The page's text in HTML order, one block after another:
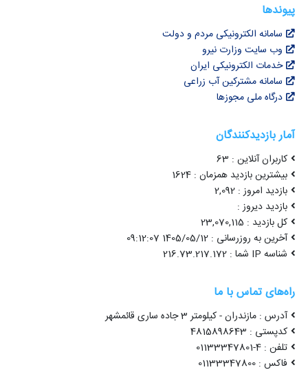
پیوندها
سامانه الکترونیکی مردم و دولت
وب سایت وزارت نیرو
خدمات الکترونیکی ایران
سامانه مشترکین آب زراعی
درگاه ملی مجوزها
آمار بازدیدکنندگان
کاربران آنلاین : 63
بیشترین بازدید همزمان : 1624
بازدید امروز : 2,092
بازدید دیروز :
کل بازدید : 23,070,115
آخرین به روزرسانی : 1405/05/12 09:12:07
شناسه IP شما : 216.73.217.172
راه‌های تماس با ما
آدرس : مازندران - کیلومتر 3 جاده ساری قائمشهر
کدپستی : 4815898643
تلفن : 4-01133347801
فاکس : 01133347800